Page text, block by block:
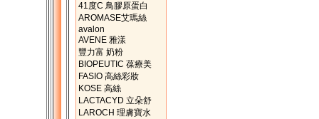
41度C 鳥膠原蛋白
AROMASE艾瑪絲
avalon
AVENE 雅漾
豐力富 奶粉
BIOPEUTIC 葆療美
FASIO 高絲彩妝
KOSE 高絲
LACTACYD 立朵舒
LAROCH 理膚寶水